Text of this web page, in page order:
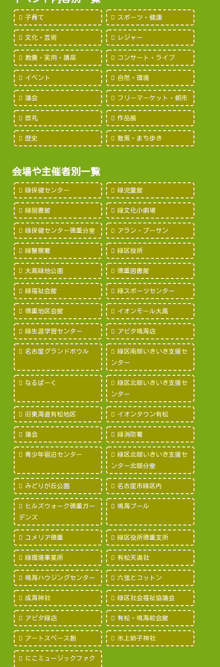
子育て スポーツ・健康
文化・芸術 レジャー
教養・実用・講座 コンサート・ライブ
イベント 自然・環境
議会 フリーマーケット・朝市
祭礼 作品展
歴史 散策・まち歩き
会場や主催者別一覧
緑保健センター 緑児童館
緑図書館 緑文化小劇場
緑保健センター徳重分室 アラン・プーサン
緑警察署 緑区役所
大高緑地公園 徳重図書館
緑福祉会館 緑スポーツセンター
徳重地区会館 イオンモール大高
緑生涯学習センター アピタ鳴海店
名古屋グランドボウル
緑区南部いきいき支援セ
ンター
なるぱーく
緑区北部いきいき支援セ
ンター
旧東海道有松地区 イオンタウン有松
議会 緑消防署
青少年宿泊センター
緑区北部いきいき支援セ
ンター北部分室
みどりが丘公園 名古屋市緑区内
ヒルズウォーク徳重ガー
デンズ
鳴海プール
ユメリア徳重 緑区役所徳重支所
緑環境事業所 有松天満社
鳴海ハウジングセンター 六弦とコットン
成海神社 緑区社会福祉協議会
アピタ緑店 有松・鳴海絞会館
アートスペース創 氷上姉子神社
にこミュージックファク